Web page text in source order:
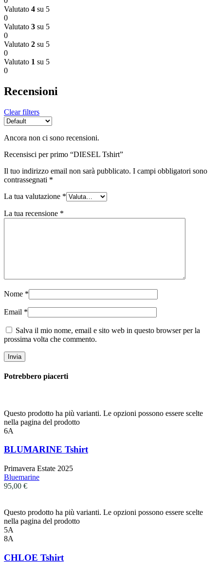
Valutato 4 su 5
0
Valutato 3 su 5
0
Valutato 2 su 5
0
Valutato 1 su 5
0
Recensioni
Clear filters
Ancora non ci sono recensioni.
Recensisci per primo “DIESEL Tshirt”
Il tuo indirizzo email non sarà pubblicato. I campi obbligatori sono
contrassegnati *
La tua valutazione *
La tua recensione *
Nome *
Email *
Salva il mio nome, email e sito web in questo browser per la
prossima volta che commento.
Potrebbero piacerti
Questo prodotto ha più varianti. Le opzioni possono essere scelte
nella pagina del prodotto
6A
BLUMARINE Tshirt
Primavera Estate 2025
Bluemarine
95,00 €
Questo prodotto ha più varianti. Le opzioni possono essere scelte
nella pagina del prodotto
5A
8A
CHLOE Tshirt